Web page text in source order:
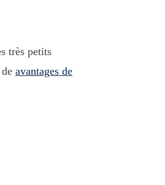
très petits
avantages de